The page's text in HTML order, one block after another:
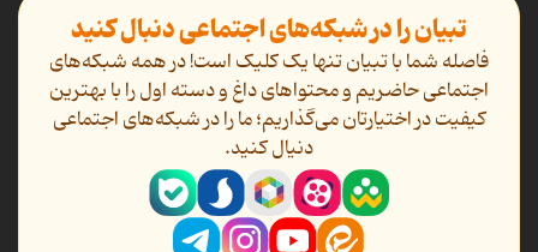
تبیان را در شبکه‌های اجتماعی دنبال کنید
فاصله شما با تبیان تنها یک کلیک است! در همه شبکه‌های
اجتماعی حاضریم و محتواهای داغ و دسته اول را با بهترین
کیفیت در اختیارتان می‌گذاریم؛ ما را در شبکه‌های اجتماعی
دنیال کنید.